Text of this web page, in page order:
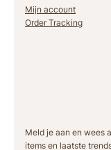
Mijn account
Order Tracking
Meld je aan en wees
items en laatste